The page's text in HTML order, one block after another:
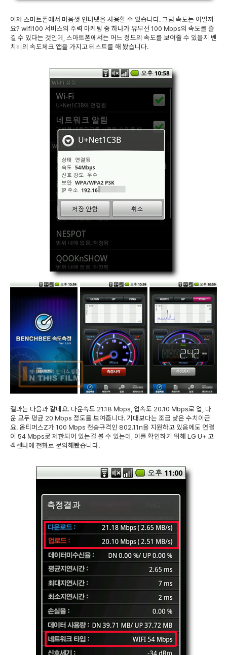
이제 스마트폰에서 마음껏 인터넷을 사용할 수 있습니다. 그럼 속도는 어떨까
요? wifi100 서비스의 주력 마케팅 중 하나가 유무선 100 Mbps의 속도를 즐
길 수 있다는 것인데, 스마트폰에서는 어느 정도의 속도를 보여줄 수 있을지 벤
치비의 속도체크 앱을 가지고 테스트를 해 봤습니다.
결과는 다음과 같네요. 다운속도 21.18 Mbps, 업속도 20.10 Mbps로 업, 다
운 모두 평균 20 Mbps 정도를 보여줍니다. 기대보다는 조금 낮은 수치이군
요. 옵티머스Z가 100 Mbps 전송규격인 802.11n을 지원하고 있음에도 연결
이 54 Mbps로 제한되어 있는걸 볼 수 있는데, 이를 확인하기 위해 LG U+ 고
객센터에 전화로 문의해봤습니다.